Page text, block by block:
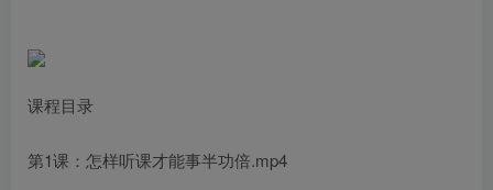
课程目录
第1课：怎样听课才能事半功倍.mp4